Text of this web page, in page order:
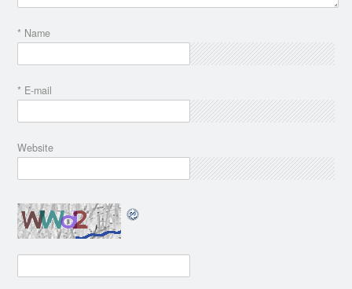
* Name
* E-mail
Website